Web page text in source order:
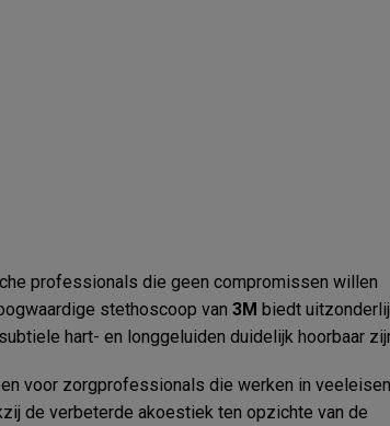
professionals die geen compromissen willen
stethoscoop van 3M biedt
hart- en longgeluiden duidelijk hoorbaar
voor zorgprofessionals die werken in
de verbeterde akoestiek ten opzichte van de